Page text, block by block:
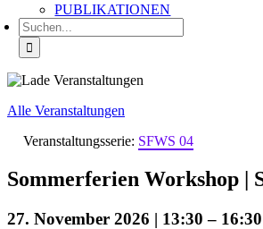
PUBLIKATIONEN
Suche
nach:
Alle Veranstaltungen
Veranstaltungsserie: SFWS 04
Sommerferien Workshop |
27. November 2026 | 13:30 – 16:30